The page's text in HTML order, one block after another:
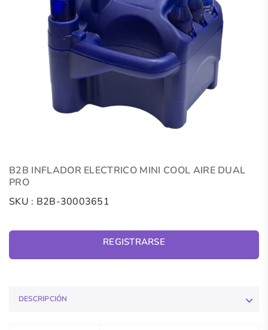
B2B INFLADOR ELECTRICO MINI COOL AIRE DUAL
PRO
SKU : B2B-30003651
REGISTRARSE
DESCRIPCIÓN